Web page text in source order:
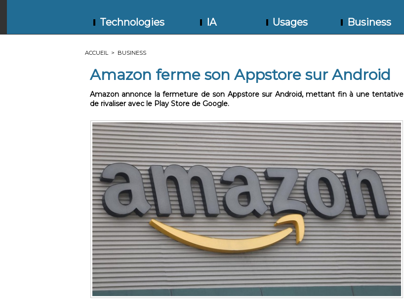
Technologies IA Usages Business
ACCUEIL > BUSINESS
Amazon ferme son Appstore sur Android
Amazon annonce la fermeture de son Appstore sur Android, mettant fin à une tentative
de rivaliser avec le Play Store de Google.